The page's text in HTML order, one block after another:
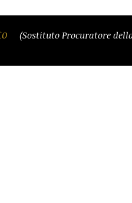
(Sostituto Procuratore